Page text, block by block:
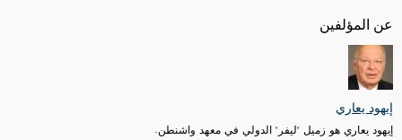
عن المؤلفين
إيهود يعاري
إيهود يعاري هو زميل "ليفر" الدولي في معهد واشنطن.